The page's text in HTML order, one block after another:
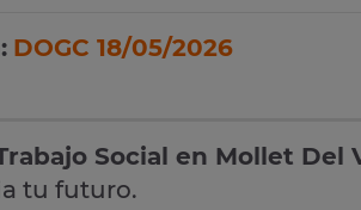
DOGC 18/05/2026
Social en Mollet Del
tu futuro.